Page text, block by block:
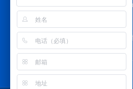
手动可调光纤滤波器
1064nm小型
声光驱动电源
多功能光时域反射仪4.3寸
台式